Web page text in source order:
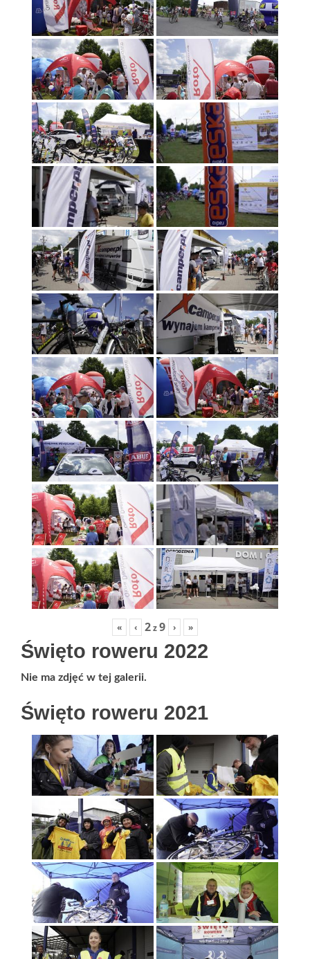
« ‹ 2z9 › »
Święto roweru 2022
Nie ma zdjęć w tej galerii.
Święto roweru 2021